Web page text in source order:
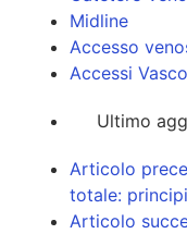
Midline
Accesso
Accessi
Ultimo
Articolo
totale:
Articolo